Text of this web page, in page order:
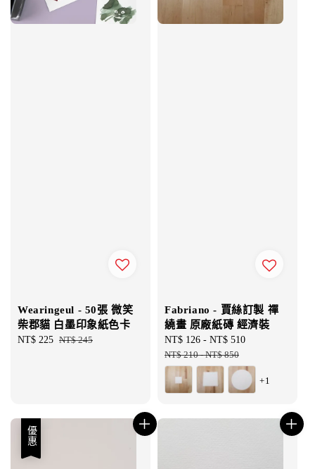
Wearingeul - 50張 微笑
柴郡貓 白墨印象紙色卡
Sale
NT$ 225 Regular
NT$ 245
Fabriano - 賈絲訂製 禪
繞畫 原廠紙磚 經濟裝
Sale
price
NT$ 126 - NT$ 510
NT$ 210-NT$ 850
+1
優惠